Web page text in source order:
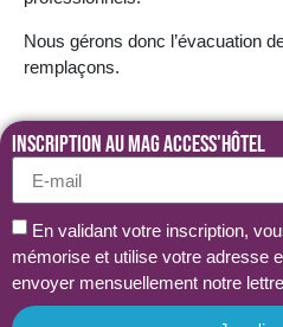
Nous gérons donc l’évacuation
remplaçons.
Inscription au MAG Access'Hôtel
En validant votre inscription,
mémorise et utilise votre adresse
envoyer mensuellement notre